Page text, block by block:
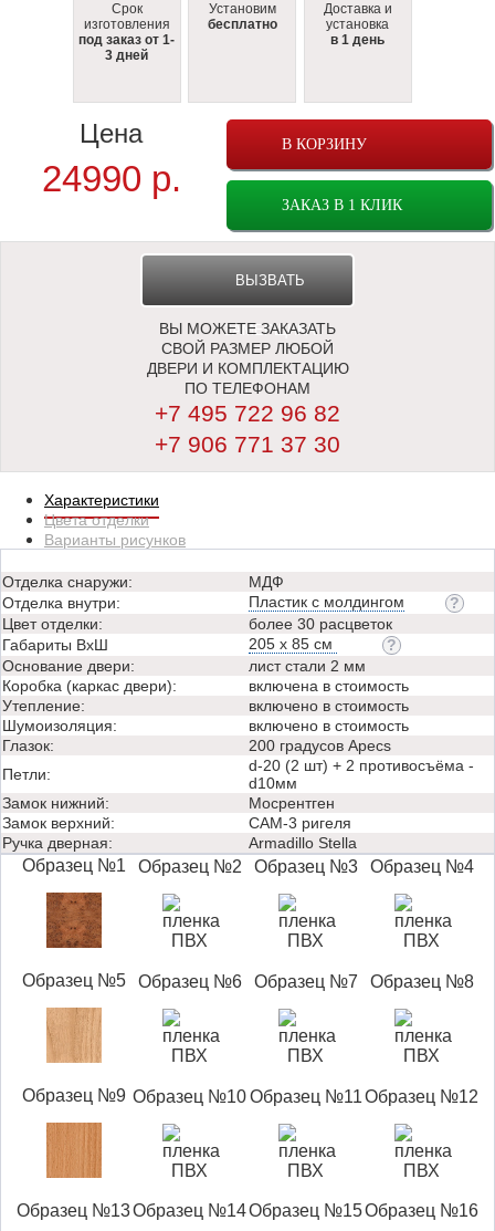
Срок
изготовления
под заказ от 1-
3 дней
Установим
бесплатно
Доставка и
установка
в 1 день
В КОРЗИНУ
ЗАКАЗ В 1 КЛИК
Цена
24990 р.
ВЫЗВАТЬ
ЗАМЕРЩИКА
ВЫ МОЖЕТЕ ЗАКАЗАТЬ
СВОЙ РАЗМЕР ЛЮБОЙ
ДВЕРИ И КОМПЛЕКТАЦИЮ
ПО ТЕЛЕФОНАМ
+7 495 722 96 82
+7 906 771 37 30
Характеристики
Цвета отделки
Варианты рисунков
Отделка снаружи:
МДФ
Отделка внутри:
Пластик с молдингом
Цвет отделки:
более 30 расцветок
Габариты ВхШ
205 х 85 см
Основание двери:
лист стали 2 мм
Коробка (каркас двери):
включена в стоимость
Утепление:
включено в стоимость
Шумоизоляция:
включено в стоимость
Глазок:
200 градусов Apecs
Петли:
d-20 (2 шт) + 2 противосъёма -
d10мм
Замок нижний:
Мосрентген
Замок верхний:
САМ-3 ригеля
Ручка дверная:
Аrmadillo Stella
Образец №1 Образец №2 Образец №3 Образец №4
Образец №5 Образец №6 Образец №7 Образец №8
Образец №9 Образец №10Образец №11Образец №12
Образец №13Образец №14Образец №15Образец №16